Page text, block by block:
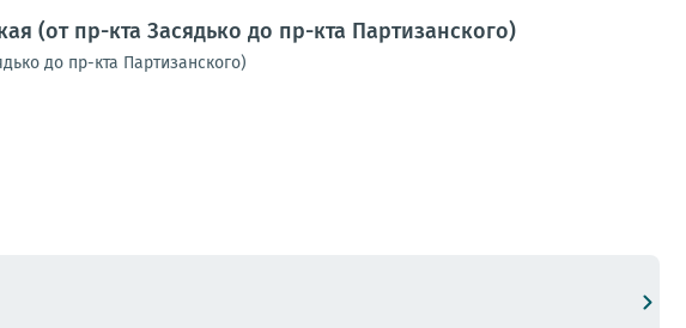
(от пр-кта Засядько до пр-кта Партизанского)
до пр-кта Партизанского)